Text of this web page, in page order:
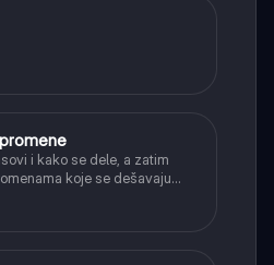
i kako se dele, a zatim
koje se dešavaju
pored drugog u rečima
po zvučnosti i mestu